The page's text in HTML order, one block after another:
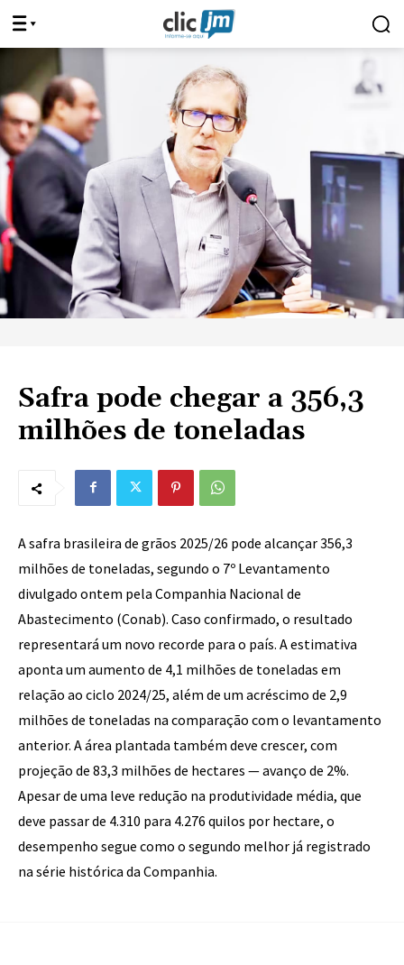
Safra pode chegar a 356,3
milhões de toneladas
A safra brasileira de grãos 2025/26 pode alcançar 356,3
milhões de toneladas, segundo o 7º Levantamento
divulgado ontem pela Companhia Nacional de
Abastecimento (Conab). Caso confirmado, o resultado
representará um novo recorde para o país. A estimativa
aponta um aumento de 4,1 milhões de toneladas em
relação ao ciclo 2024/25, além de um acréscimo de 2,9
milhões de toneladas na comparação com o levantamento
anterior. A área plantada também deve crescer, com
projeção de 83,3 milhões de hectares — avanço de 2%.
Apesar de uma leve redução na produtividade média, que
deve passar de 4.310 para 4.276 quilos por hectare, o
desempenho segue como o segundo melhor já registrado
na série histórica da Companhia.